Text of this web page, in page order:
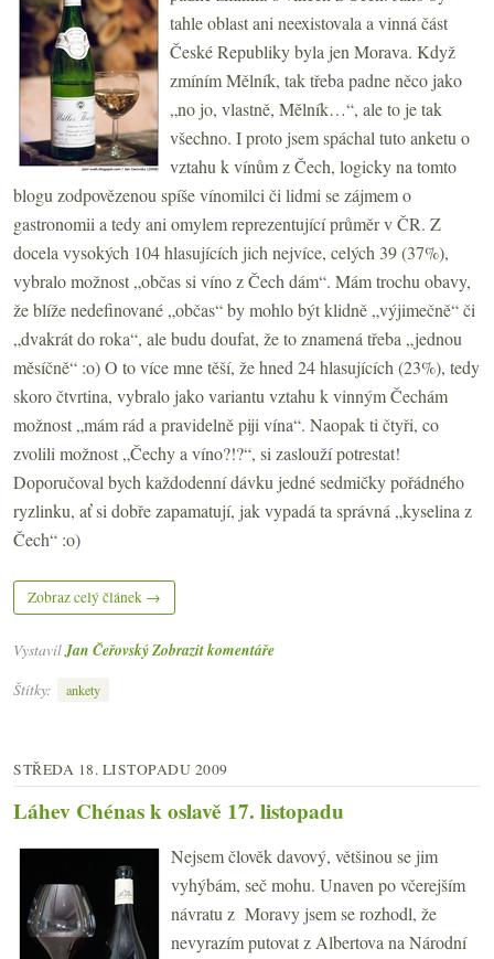
tahle oblast ani neexistovala a vinná část
České Republiky byla jen Morava. Když
zmíním Mělník, tak třeba padne něco jako
„no jo, vlastně, Mělník…“, ale to je tak
všechno. I proto jsem spáchal tuto anketu o
vztahu k vínům z Čech, logicky na tomto
blogu zodpovězenou spíše vínomilci či lidmi se zájmem o
gastronomii a tedy ani omylem reprezentující průměr v ČR. Z
docela vysokých 104 hlasujících jich nejvíce, celých 39 (37%),
vybralo možnost „občas si víno z Čech dám“. Mám trochu obavy,
že blíže nedefinované „občas“ by mohlo být klidně „výjimečně“ či
„dvakrát do roka“, ale budu doufat, že to znamená třeba „jednou
měsíčně“ :o) O to více mne těší, že hned 24 hlasujících (23%), tedy
skoro čtvrtina, vybralo jako variantu vztahu k vinným Čechám
možnost „mám rád a pravidelně piji vína“. Naopak ti čtyři, co
zvolili možnost „Čechy a víno?!?“, si zaslouží potrestat!
Doporučoval bych každodenní dávku jedné sedmičky pořádného
ryzlinku, ať si dobře zapamatují, jak vypadá ta správná „kyselina z
Čech“ :o)
Zobraz celý článek →
VystavilJan ČeřovskýZobrazit komentáře
Štítky:
ankety
STŘEDA 18. LISTOPADU 2009
Láhev Chénas k oslavě 17. listopadu
Nejsem člověk davový, většinou se jim
vyhýbám, seč mohu. Unaven po včerejším
návratu z Moravy jsem se rozhodl, že
nevyrazím putovat z Albertova na Národní